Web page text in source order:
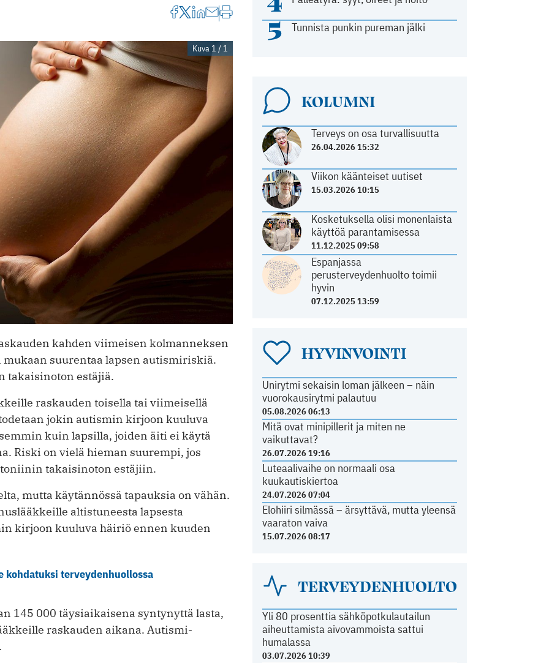
5 Tunnista punkin pureman jälki
KOLUMNI
Terveys on osa turvallisuutta
26.04.2026 15:32
Viikon käänteiset uutiset
15.03.2026 10:15
Kosketuksella olisi monenlaista
käyttöä parantamisessa
11.12.2025 09:58
Espanjassa
perusterveydenhuolto toimii
hyvin
07.12.2025 13:59
HYVINVOINTI
Unirytmi sekaisin loman jälkeen – näin
vuorokausirytmi palautuu
05.08.2026 06:13
Mitä ovat minipillerit ja miten ne
vaikuttavat?
26.07.2026 19:16
Luteaalivaihe on normaali osa
kuukautiskiertoa
24.07.2026 07:04
Elohiiri silmässä – ärsyttävä, mutta yleensä
vaaraton vaiva
15.07.2026 08:17
TERVEYDENHUOLTO
Yli 80 prosenttia sähköpotkulautailun
aiheuttamista aivovammoista sattui
humalassa
03.07.2026 10:39
Kuva 1 / 1
kahden viimeisen kolmanneksen
suurentaa lapsen autismiriskiä.
takaisinoton estäjiä.
raskauden toisella tai viimeisellä
jokin autismin kirjoon kuuluva
kuin lapsilla, joiden äiti ei käytä
Riski on vielä hieman suurempi, jos
takaisinoton estäjiin.
mutta käytännössä tapauksia on vähän.
altistuneesta lapsesta
kirjoon kuuluva häiriö ennen kuuden
terveydenhuollossa
145 000 täysiaikaisena syntynyttä lasta,
raskauden aikana. Autismi-